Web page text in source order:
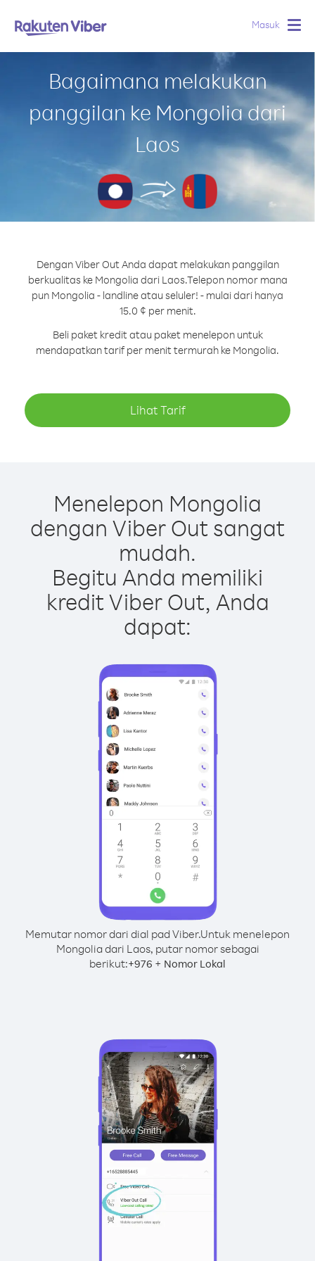
Masuk
Bagaimana melakukan
panggilan ke Mongolia dari
Laos
Dengan Viber Out Anda dapat melakukan panggilan
berkualitas ke Mongolia dari Laos.Telepon nomor mana
pun Mongolia - landline atau seluler! - mulai dari hanya
15.0 ¢ per menit.
Beli paket kredit atau paket menelepon untuk
mendapatkan tarif per menit termurah ke Mongolia.
Lihat Tarif
Menelepon Mongolia
dengan Viber Out sangat
mudah.
Begitu Anda memiliki
kredit Viber Out, Anda
dapat:
Memutar nomor dari dial pad Viber.Untuk menelepon
Mongolia dari Laos, putar nomor sebagai
berikut:+976 + Nomor Lokal